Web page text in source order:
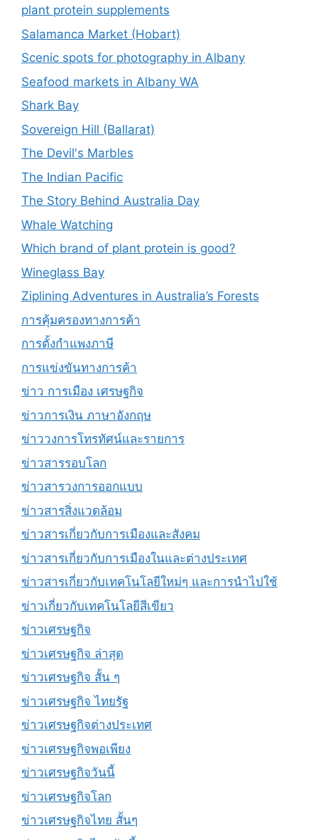
plant protein supplements
Salamanca Market (Hobart)
Scenic spots for photography in Albany
Seafood markets in Albany WA
Shark Bay
Sovereign Hill (Ballarat)
The Devil's Marbles
The Indian Pacific
The Story Behind Australia Day
Whale Watching
Which brand of plant protein is good?
Wineglass Bay
Ziplining Adventures in Australia’s Forests
การคุ้มครองทางการค้า
การตั้งกำแพงภาษี
การแข่งขันทางการค้า
ข่าว การเมือง เศรษฐกิจ
ข่าวการเงิน ภาษาอังกฤษ
ข่าววงการโทรทัศน์และรายการ
ข่าวสารรอบโลก
ข่าวสารวงการออกแบบ
ข่าวสารสิ่งแวดล้อม
ข่าวสารเกี่ยวกับการเมืองและสังคม
ข่าวสารเกี่ยวกับการเมืองในและต่างประเทศ
ข่าวสารเกี่ยวกับเทคโนโลยีใหม่ๆ และการนำไปใช้
ข่าวเกี่ยวกับเทคโนโลยีสีเขียว
ข่าวเศรษฐกิจ
ข่าวเศรษฐกิจ ล่าสุด
ข่าวเศรษฐกิจ สั้น ๆ
ข่าวเศรษฐกิจ ไทยรัฐ
ข่าวเศรษฐกิจต่างประเทศ
ข่าวเศรษฐกิจพอเพียง
ข่าวเศรษฐกิจวันนี้
ข่าวเศรษฐกิจโลก
ข่าวเศรษฐกิจไทย สั้นๆ